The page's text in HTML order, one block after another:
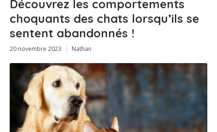
Découvrez les comportements
choquants des chats lorsqu’ils se
sentent abandonnés !
20 novembre 2023 Nathan